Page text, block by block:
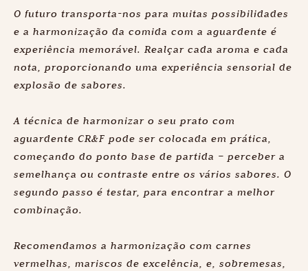
Conheça as
nossas recomendações
de consumo
O futuro transporta-nos para muitas possibilidades
e a harmonização da comida com a aguardente é
experiência memorável. Realçar cada aroma e cada
nota, proporcionando uma experiência sensorial de
explosão de sabores.
A técnica de harmonizar o seu prato com
aguardente CR&F pode ser colocada em prática,
começando do ponto base de partida – perceber a
semelhança ou contraste entre os vários sabores. O
segundo passo é testar, para encontrar a melhor
combinação.
Recomendamos a harmonização com carnes
vermelhas, mariscos de excelência, e, sobremesas,